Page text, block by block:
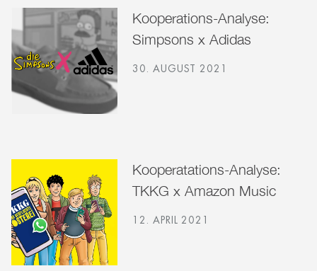
Kooperations-Analyse:
Simpsons x Adidas
30. AUGUST 2021
Kooperatations-Analyse:
TKKG x Amazon Music
12. APRIL 2021